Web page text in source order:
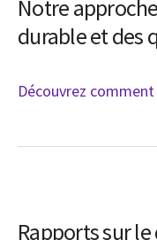
Notre
durable et des
Découvrez
Rapports sur